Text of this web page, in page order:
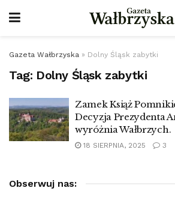
Gazeta Wałbrzyska » Dolny Śląsk zabytki
Tag: Dolny Śląsk zabytki
Zamek Książ
Decyzja Prezydenta
wyróżnia Wałbrzych.
18 SIERPNIA, 2025 3
Obserwuj nas: